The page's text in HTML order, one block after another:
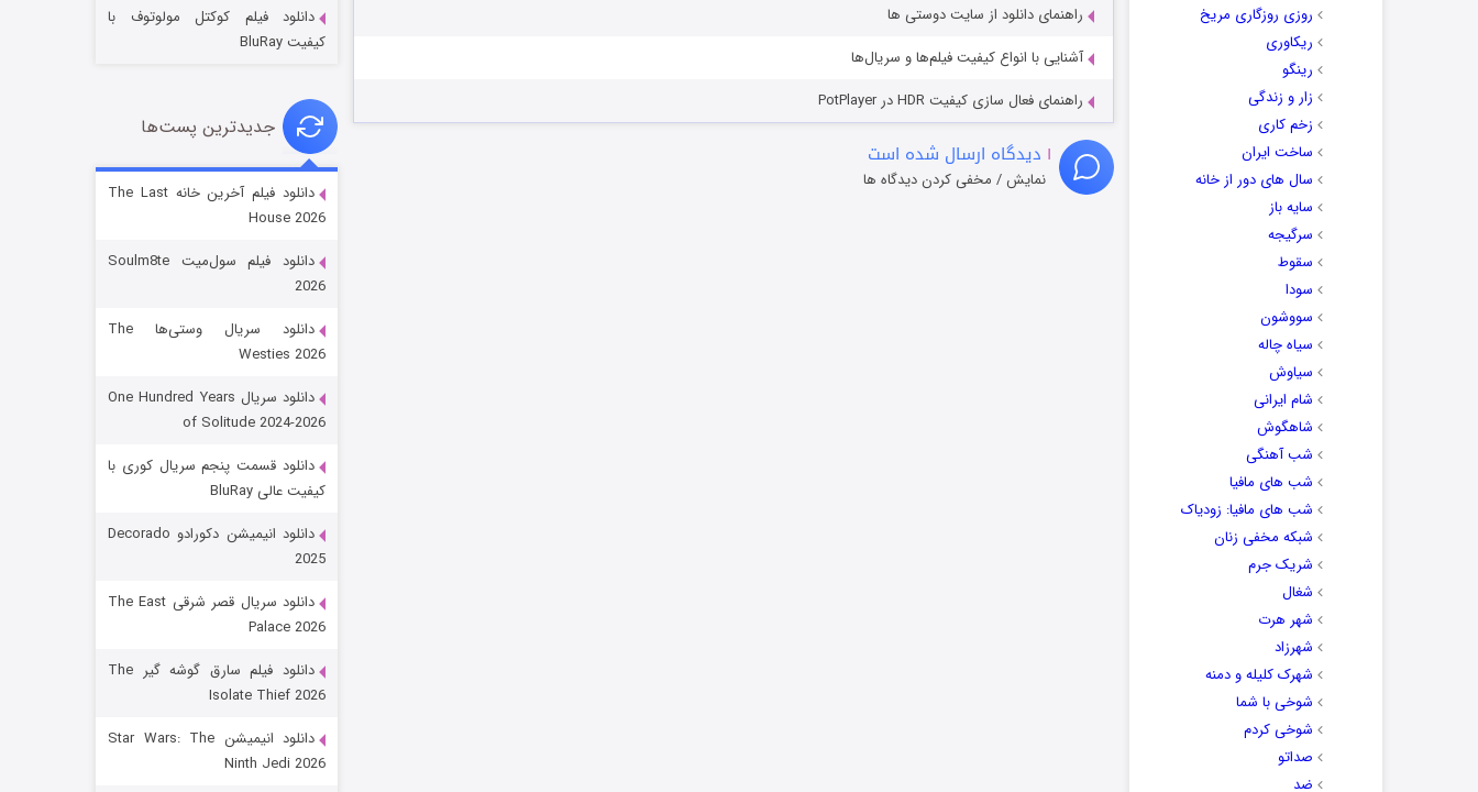
روزی روزگاری مریخ
ریکاوری
رینگو
زار و زندگی
زخم کاری
ساخت ایران
سال های دور از خانه
سایه باز
سرگیجه
سقوط
سودا
سووشون
سیاه چاله
سیاوش
شام ایرانی
شاهگوش
شب آهنگی
شب های مافیا
شب های مافیا: زودیاک
شبکه مخفی زنان
شریک جرم
شغال
شهر هرت
شهرزاد
شهرک کلیله و دمنه
شوخی با شما
شوخی کردم
صداتو
ضد
راهنمای دانلود از سایت دوستی ها
آشنایی با انواع کیفیت فیلم‌ها و سریال‌ها
راهنمای فعال سازی کیفیت HDR در PotPlayer
۱ دیدگاه ارسال شده است
نمایش / مخفی کردن دیدگاه ها
قسمت
رویایی برای تو
قسمت
دانلود فیلم کوکتل مولوتوف با
کیفیت BluRay
جدیدترین پست‌ها
دانلود فیلم آخرین خانه The Last
House 2026
دانلود فیلم سول‌میت Soulm8te
2026
دانلود سریال وستی‌ها The
Westies 2026
دانلود سریال One Hundred Years
of Solitude 2024-2026
دانلود قسمت پنجم سریال کوری با
کیفیت عالی BluRay
دانلود انیمیشن دکورادو Decorado
2025
دانلود سریال قصر شرقی The East
Palace 2026
دانلود فیلم سارق گوشه گیر The
Isolate Thief 2026
دانلود انیمیشن Star Wars: The
Ninth Jedi 2026